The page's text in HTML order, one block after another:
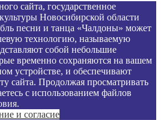
сайта, государственное
Новосибирской области
песни и танца «Чалдоны» может
технологию, называемую
собой небольшие
временно сохраняются на вашем
устройстве, и обеспечивают
сайта. Продолжая просматривать
с использованием файлов
.
и согласие